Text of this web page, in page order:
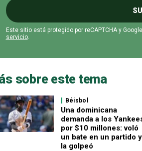
Este sitio está protegido por reCAPTCHA y Google
servicio.
sobre este tema
Béisbol
Una dominicana
demanda a los
por $10 millones: voló
un bate en un partido y
la golpeó